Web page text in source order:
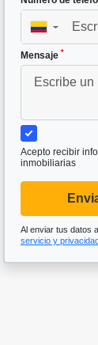
▼
Mensaje *
Acepto recibir
inmobiliarias
Al enviar tus datos
servicio y